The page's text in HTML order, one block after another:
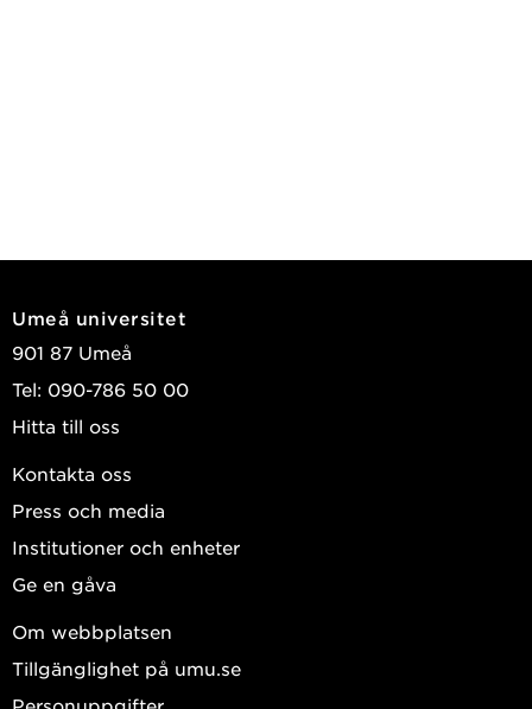
Umeå universitet
901 87 Umeå
Tel: 090-786 50 00
Hitta till oss
Kontakta oss
Press och media
Institutioner och enheter
Ge en gåva
Om webbplatsen
Tillgänglighet på umu.se